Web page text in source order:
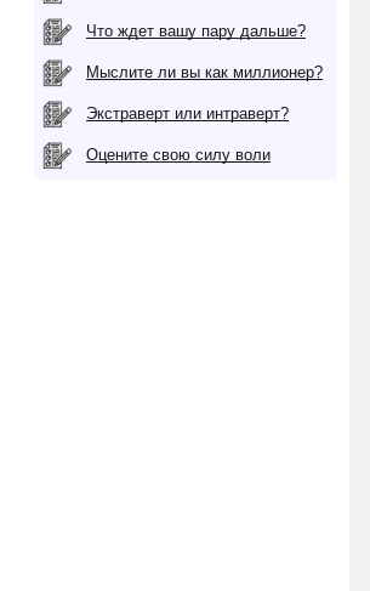
Что ждет вашу пару дальше?
Мыслите ли вы как миллионер?
Экстраверт или интраверт?
Оцените свою силу воли